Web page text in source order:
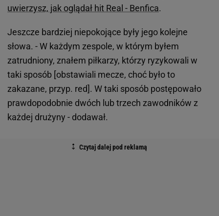
uwierzysz, jak oglądał hit Real - Benfica.
Jeszcze bardziej niepokojące były jego kolejne
słowa. - W każdym zespole, w którym byłem
zatrudniony, znałem piłkarzy, którzy ryzykowali w
taki sposób [obstawiali mecze, choć było to
zakazane, przyp. red]. W taki sposób postępowało
prawdopodobnie dwóch lub trzech zawodników z
każdej drużyny - dodawał.